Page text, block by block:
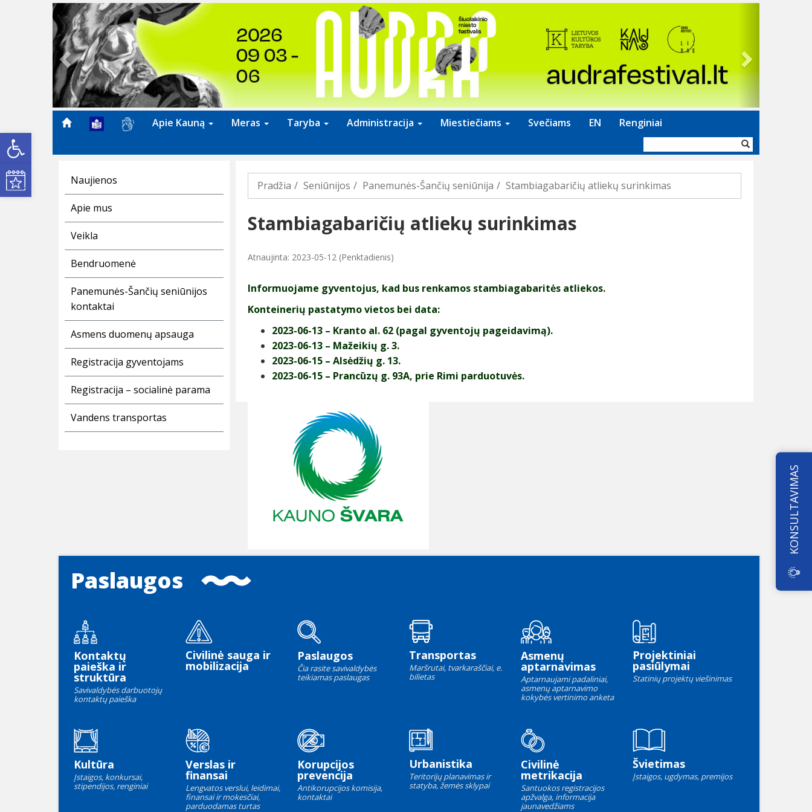
Open toolbar
Kultūros renginiai
Previous
Apie Kauną Meras Taryba Administracija Miestiečiams Svečiams EN Renginiai
forma
Naujienos
Apie mus
Veikla
Bendruomenė
Panemunės-Šančių seniūnijos
kontaktai
Asmens duomenų apsauga
Registracija gyventojams
Registracija – socialinė parama
Vandens transportas
Pradžia Seniūnijos Panemunės-Šančių seniūnija Stambiagabaričių atliekų surinkimas
Stambiagabaričių atliekų surinkimas
Atnaujinta: 2023-05-12 (Penktadienis)
Informuojame gyventojus, kad bus renkamos stambiagabaritės atliekos.
Konteinerių pastatymo vietos bei data:
2023-06-13 – Kranto al. 62 (pagal gyventojų pageidavimą).
2023-06-13 – Mažeikių g. 3.
2023-06-15 – Alsėdžių g. 13.
2023-06-15 – Prancūzų g. 93A, prie Rimi parduotuvės.
Paslaugos
Kontaktų
paieška ir
struktūra
Savivaldybės darbuotojų
kontaktų paieška
Civilinė sauga ir
mobilizacija
Paslaugos
Čia rasite savivaldybės
teikiamas paslaugas
Transportas
Maršrutai, tvarkaraščiai, e.
bilietas
Asmenų
aptarnavimas
Aptarnaujami padaliniai,
asmenų aptarnavimo
kokybės vertinimo anketa
Projektiniai
pasiūlymai
Statinių projektų viešinimas
Kultūra
Įstaigos, konkursai,
stipendijos, renginiai
Verslas ir
finansai
Lengvatos verslui, leidimai,
finansai ir mokesčiai,
parduodamas turtas
Korupcijos
prevencija
Antikorupcijos komisija,
kontaktai
Urbanistika
Teritorijų planavimas ir
statyba, žemės sklypai
Civilinė
metrikacija
Santuokos registracijos
apžvalga, informacija
jaunavedžiams
Švietimas
Įstaigos, ugdymas, premijos
KONSULTAVIMAS